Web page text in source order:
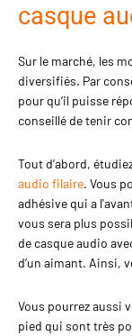
casque
Sur le marché, les
diversifiés. Par
pour qu’il puisse
conseillé de tenir
Tout d’abord,
audio filaire. Vous
adhésive qui a
vous sera plus
de casque audio
d’un aimant. Ainsi,
Vous pourrez aussi
pied qui sont très